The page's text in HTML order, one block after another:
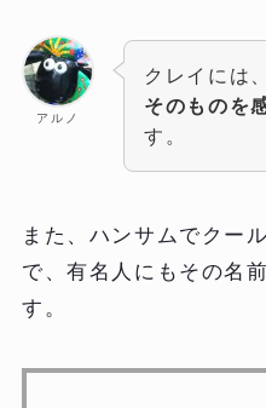
アルノ
クレイには、
そのものを
す。
また、ハンサムでクー
で、有名人にもその名
す。